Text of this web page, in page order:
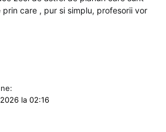
care , pur si simplu, profesorii vor
la 02:16